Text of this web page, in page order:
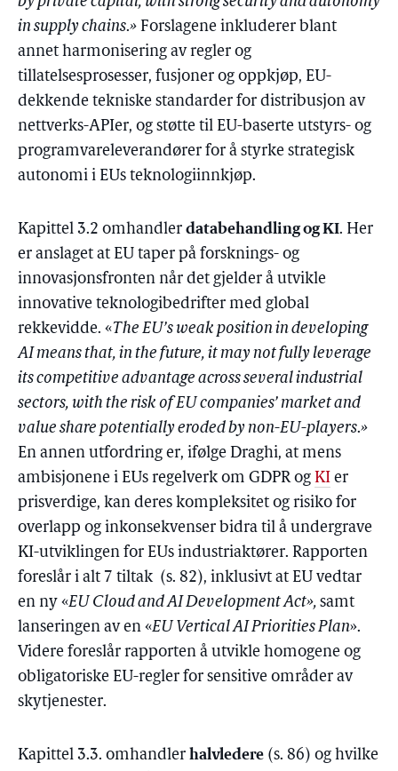
in supply chains.» Forslagene inkluderer blant
annet harmonisering av regler og
tillatelsesprosesser, fusjoner og oppkjøp, EU-
dekkende tekniske standarder for distribusjon av
nettverks-APIer, og støtte til EU-baserte utstyrs- og
programvareleverandører for å styrke strategisk
autonomi i EUs teknologiinnkjøp.
Kapittel 3.2 omhandler databehandling og KI. Her
er anslaget at EU taper på forsknings- og
innovasjonsfronten når det gjelder å utvikle
innovative teknologibedrifter med global
rekkevidde. «The EU’s weak position in developing
AI means that, in the future, it may not fully leverage
its competitive advantage across several industrial
sectors, with the risk of EU companies’ market and
value share potentially eroded by non-EU-players.»
En annen utfordring er, ifølge Draghi, at mens
ambisjonene i EUs regelverk om GDPR og KI er
prisverdige, kan deres kompleksitet og risiko for
overlapp og inkonsekvenser bidra til å undergrave
KI-utviklingen for EUs industriaktører. Rapporten
foreslår i alt 7 tiltak (s. 82), inklusivt at EU vedtar
en ny «EU Cloud and AI Development Act», samt
lanseringen av en «EU Vertical AI Priorities Plan».
Videre foreslår rapporten å utvikle homogene og
obligatoriske EU-regler for sensitive områder av
skytjenester.
Kapittel 3.3. omhandler halvledere (s. 86) og hvilke